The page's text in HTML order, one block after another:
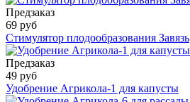
Предзаказ
69 руб
Стимулятор плодообразования Завязь
Предзаказ
49 руб
Удобрение Агрикола-1 для капусты